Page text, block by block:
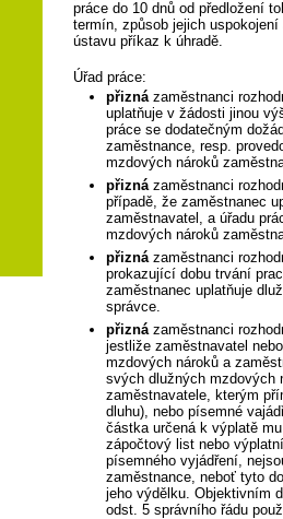
práce do 10 dnů od předložení
termín, způsob jejich
ústavu příkaz k úhradě.
Úřad práce:
přiznázaměstnanci
uplatňuje v žádosti jinou
práce se dodatečným
zaměstnance, resp.
mzdových nároků
přiznázaměstnanci
případě, že zaměstnanec
zaměstnavatel, a úřadu
mzdových nároků
přiznázaměstnanci
prokazující dobu trvání
zaměstnanec uplatňuje
správce.
přiznázaměstnanci
jestliže zaměstnavatel
mzdových nároků a
svých dlužných mzdových
zaměstnavatele, kterým
dluhu), nebo písemné
částka určená k výplatě
zápočtový list nebo
písemného vyjádření,
zaměstnance, neboť tyto
jeho výdělku. Objektivním
odst. 5 správního řádu